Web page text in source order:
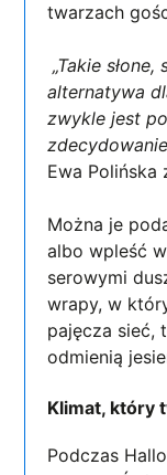
twarzach
„Takie
alternatywa
zwykle jest
Ewa Polińska
Można je
albo wpleść
serowymi
wrapy, w
pajęcza sieć,
odmienią
Klimat, który
Podczas